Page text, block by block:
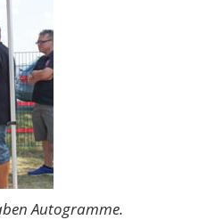
Autogramme.